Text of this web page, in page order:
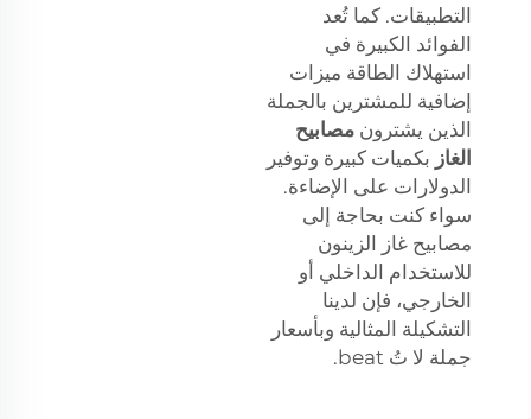
التطبيقات. كما تُعد
الفوائد الكبيرة في
استهلاك الطاقة ميزات
إضافية للمشترين بالجملة
الذين يشترون مصابيح
الغاز بكميات كبيرة وتوفير
الدولارات على الإضاءة.
سواء كنت بحاجة إلى
مصابيح غاز الزينون
للاستخدام الداخلي أو
الخارجي، فإن لدينا
التشكيلة المثالية وبأسعار
جملة لا تُ beat.